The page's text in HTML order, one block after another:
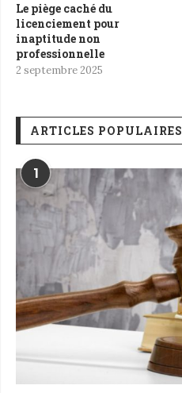
Le piège caché du
licenciement pour
inaptitude non
professionnelle
2 septembre 2025
ARTICLES POPULAIRES
1